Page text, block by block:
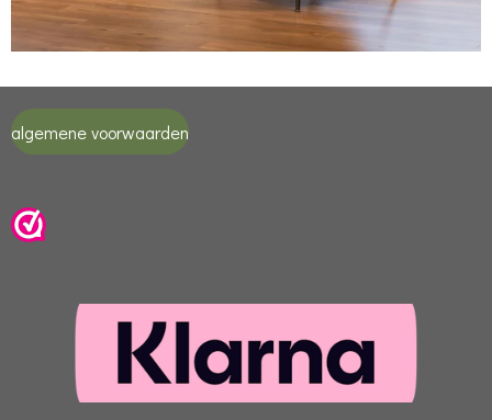
algemene voorwaarden